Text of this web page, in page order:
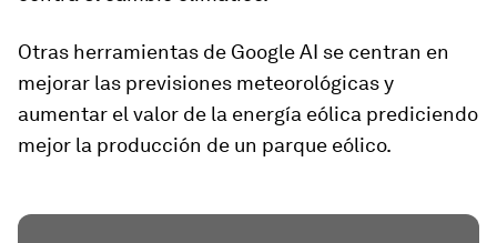
Otras herramientas de Google AI se centran en
mejorar las previsiones meteorológicas y
aumentar el valor de la energía eólica prediciendo
mejor la producción de un parque eólico.